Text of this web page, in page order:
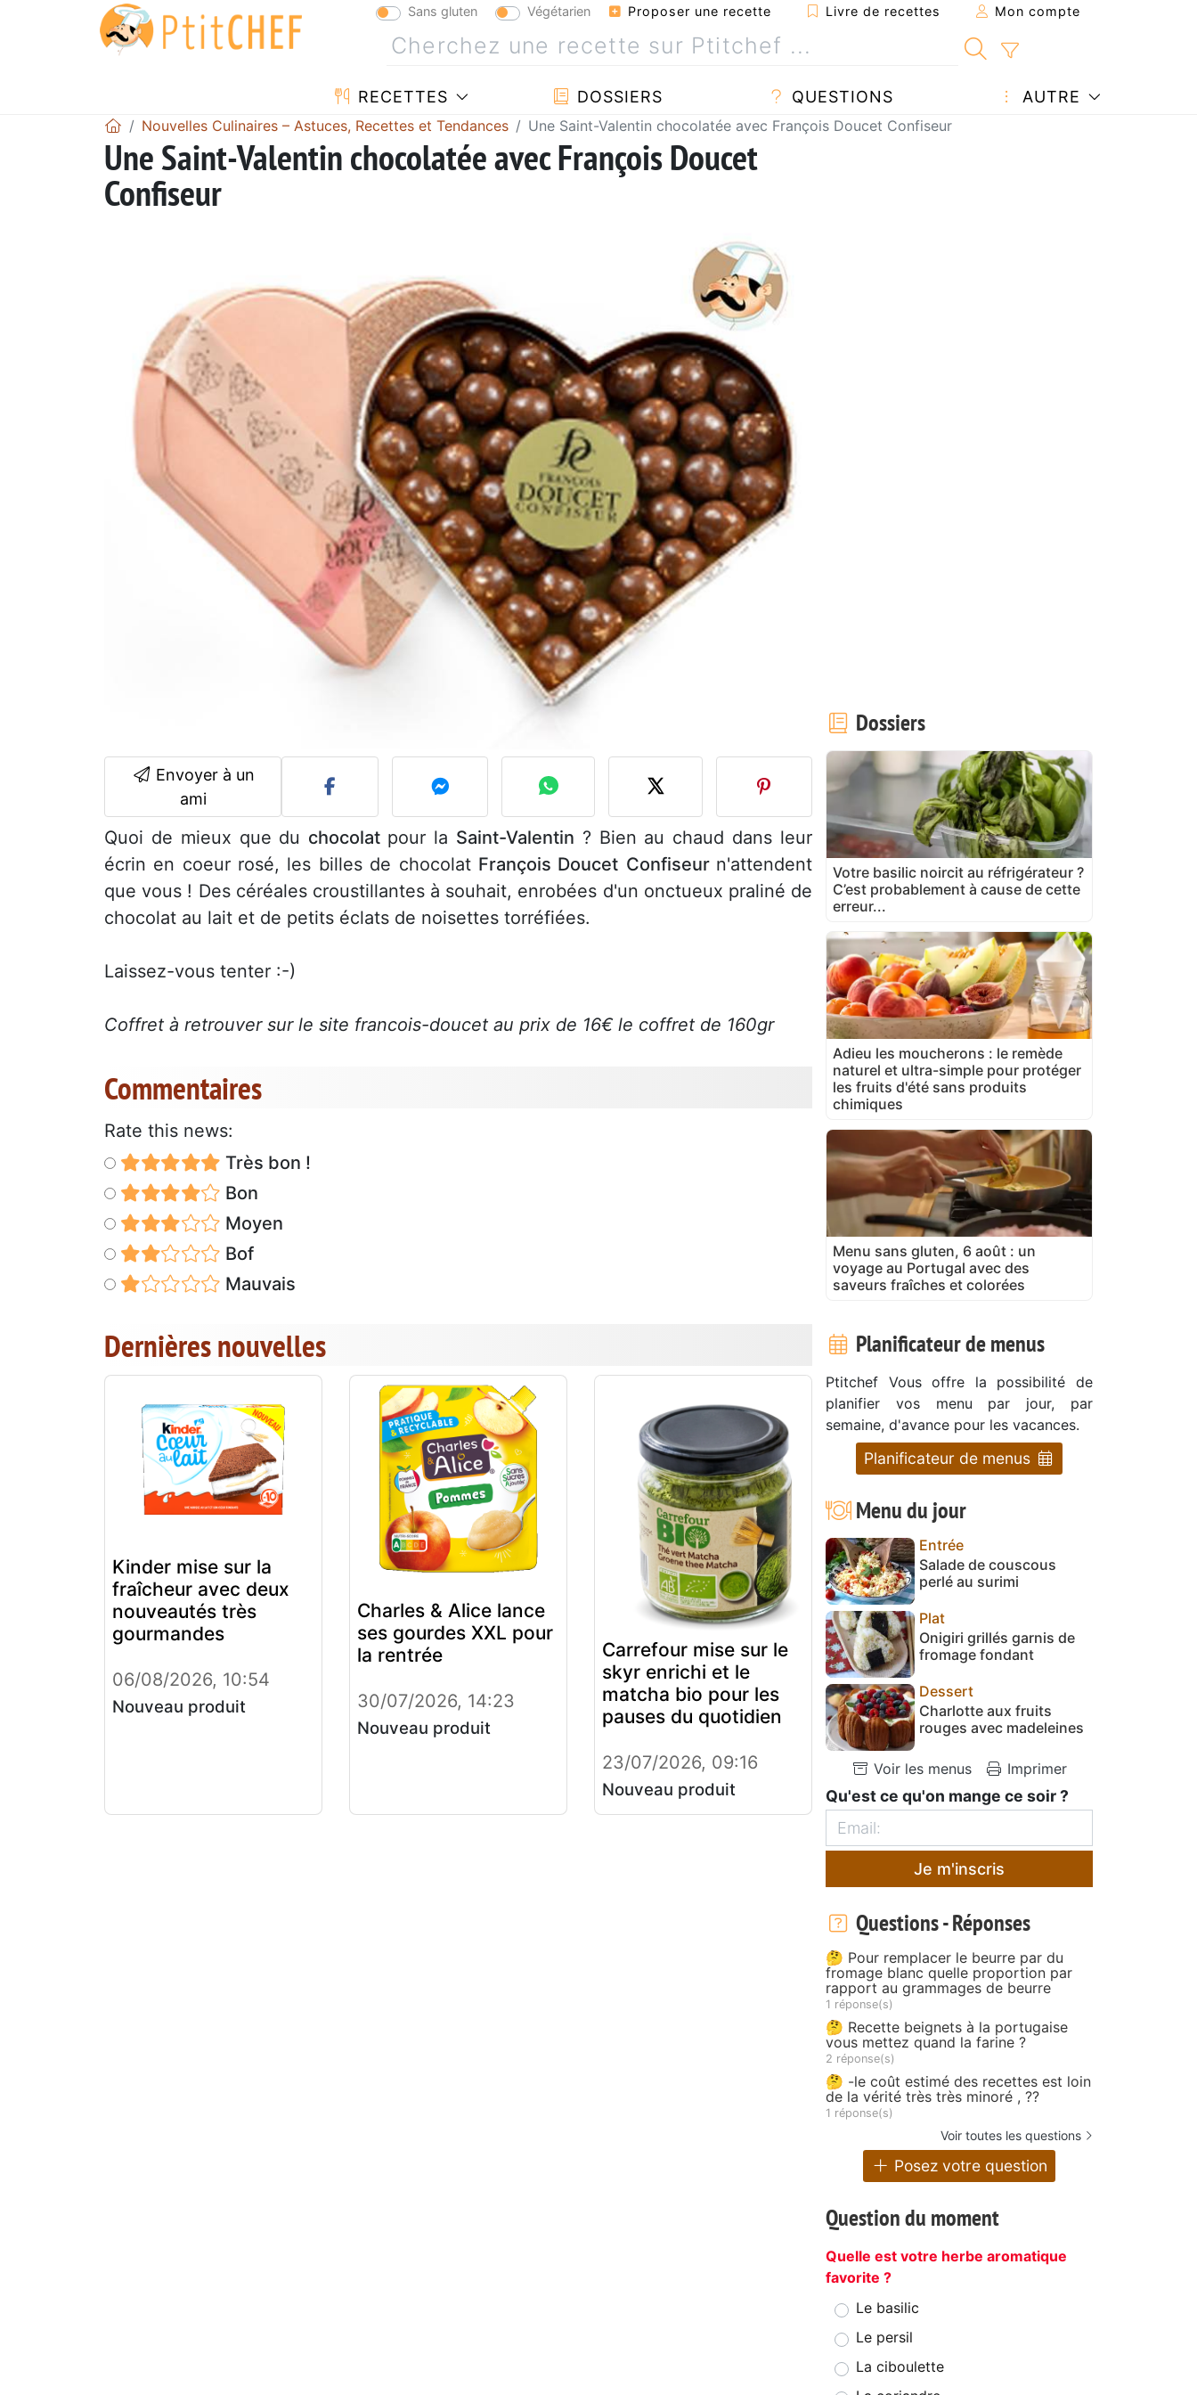
Sans gluten Végétarien Proposer une recette Livre de recettes Mon compte
RECETTES DOSSIERS QUESTIONS AUTRE
Nouvelles Culinaires – Astuces, Recettes et Tendances Une Saint-Valentin chocolatée avec François Doucet Confiseur
Une Saint-Valentin chocolatée avec François Doucet
Confiseur
Envoyer à un
ami
Quoi de mieux que du chocolat pour la Saint-Valentin ? Bien au chaud dans leur
écrin en coeur rosé, les billes de chocolat François Doucet Confiseur n'attendent
que vous ! Des céréales croustillantes à souhait, enrobées d'un onctueux praliné de
chocolat au lait et de petits éclats de noisettes torréfiées.
Laissez-vous tenter :-)
Coffret à retrouver sur le site francois-doucet au prix de 16€ le coffret de 160gr
Commentaires
Rate this news:
Très bon !
Bon
Moyen
Bof
Mauvais
Dernières nouvelles
Kinder mise sur la
fraîcheur avec deux
nouveautés très
gourmandes
06/08/2026, 10:54
Nouveau produit
Charles & Alice lance
ses gourdes XXL pour
la rentrée
30/07/2026, 14:23
Nouveau produit
Carrefour mise sur le
skyr enrichi et le
matcha bio pour les
pauses du quotidien
23/07/2026, 09:16
Nouveau produit
Dossiers
Votre basilic noircit au réfrigérateur ?
C’est probablement à cause de cette
erreur...
Adieu les moucherons : le remède
naturel et ultra-simple pour protéger
les fruits d'été sans produits
chimiques
Menu sans gluten, 6 août : un
voyage au Portugal avec des
saveurs fraîches et colorées
Planificateur de menus
Ptitchef Vous offre la possibilité de
planifier vos menu par jour, par
semaine, d'avance pour les vacances.
Planificateur de menus
Menu du jour
Entrée
Salade de couscous
perlé au surimi
Plat
Onigiri grillés garnis de
fromage fondant
Dessert
Charlotte aux fruits
rouges avec madeleines
Voir les menus Imprimer
Qu'est ce qu'on mange ce soir ?
Je m'inscris
Questions - Réponses
🤔 Pour remplacer le beurre par du
fromage blanc quelle proportion par
rapport au grammages de beurre
1 réponse(s)
🤔 Recette beignets à la portugaise
vous mettez quand la farine ?
2 réponse(s)
🤔 -le coût estimé des recettes est loin
de la vérité très très minoré , ??
1 réponse(s)
Voir toutes les questions
Posez votre question
Question du moment
Quelle est votre herbe aromatique
favorite ?
Le basilic
Le persil
La ciboulette